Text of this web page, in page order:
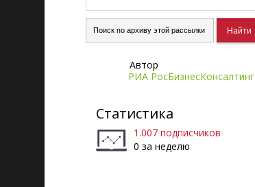
Автор
РИА РосБизнесКонсалтинг
Статистика
1.007 подписчиков
0 за неделю